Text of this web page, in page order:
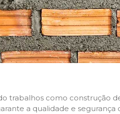
trabalhos como construção
a qualidade e segurança